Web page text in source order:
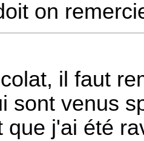
on
il faut
sont venus
que j'ai été